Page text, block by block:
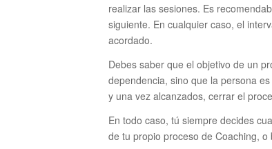
realizar las sesiones. Es
siguiente. En cualquier caso, el
acordado.
Debes saber que el objetivo de un
dependencia, sino que la persona
y una vez alcanzados, cerrar el
En todo caso, tú siempre decides
de tu propio proceso de Coaching,